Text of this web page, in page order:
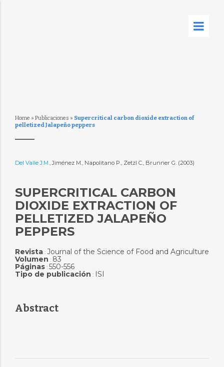
Home » Publicaciones » Supercritical carbon dioxide extraction of
pelletized Jalapeño peppers
Del Valle J.M., Jiménez M., Napolitano P., Zetzl C., Brunner G. (2003)
SUPERCRITICAL CARBON
DIOXIDE EXTRACTION OF
PELLETIZED JALAPEÑO
PEPPERS
Revista: Journal of the Science of Food and Agriculture
Volumen : 83
Páginas: 550-556
Tipo de publicación : ISI
Abstract